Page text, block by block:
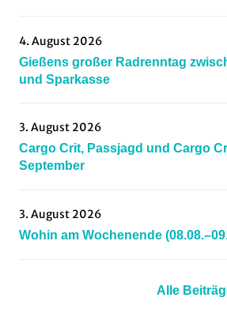
Radsportnachrichten
rscgrünberg
thegravelclub
tvhomberg
vrtf,
4. August 2026
Gießens großer Radrenntag
und Sparkasse
3. August 2026
Cargo Crit, Passjagd und Cargo
September
3. August 2026
Wohin am Wochenende
Alle